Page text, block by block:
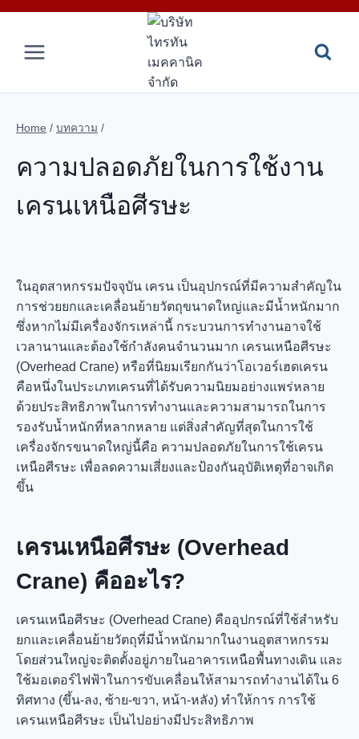
Skip
content
Home / บทความ /
ความปลอดภัยในการใช้งาน
เครนเหนือศีรษะ
ในอุตสาหกรรมปัจจุบัน เครน เป็นอุปกรณ์ที่มีความสำคัญใน
การช่วยยกและเคลื่อนย้ายวัตถุขนาดใหญ่และมีน้ำหนักมาก
ซึ่งหากไม่มีเครื่องจักรเหล่านี้ กระบวนการทำงานอาจใช้
เวลานานและต้องใช้กำลังคนจำนวนมาก เครนเหนือศีรษะ
(Overhead Crane) หรือที่นิยมเรียกกันว่าโอเวอร์เฮดเครน
คือหนึ่งในประเภทเครนที่ได้รับความนิยมอย่างแพร่หลาย
ด้วยประสิทธิภาพในการทำงานและความสามารถในการ
รองรับน้ำหนักที่หลากหลาย แต่สิ่งสำคัญที่สุดในการใช้
เครื่องจักรขนาดใหญ่นี้คือ ความปลอดภัยในการใช้เครน
เหนือศีรษะ เพื่อลดความเสี่ยงและป้องกันอุบัติเหตุที่อาจเกิด
ขึ้น
เครนเหนือศีรษะ (Overhead
Crane) คืออะไร?
เครนเหนือศีรษะ (Overhead Crane) คืออุปกรณ์ที่ใช้สำหรับ
ยกและเคลื่อนย้ายวัตถุที่มีน้ำหนักมากในงานอุตสาหกรรม
โดยส่วนใหญ่จะติดตั้งอยู่ภายในอาคารเหนือพื้นทางเดิน และ
ใช้มอเตอร์ไฟฟ้าในการขับเคลื่อนให้สามารถทำงานได้ใน 6
ทิศทาง (ขึ้น-ลง, ซ้าย-ขวา, หน้า-หลัง) ทำให้การ การใช้
เครนเหนือศีรษะ เป็นไปอย่างมีประสิทธิภาพ